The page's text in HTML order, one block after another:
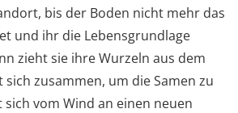
bis der Boden nicht mehr das
und ihr die Lebensgrundlage
zieht sie ihre Wurzeln aus dem
zusammen, um die Samen zu
vom Wind an einen neuen